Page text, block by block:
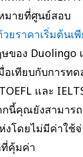
มายที่ศูนย์สอบ
วยราคาเริ่มต้นเ
ของ Duolingo
อเทียบกับการท
และ
นี้คุณยังสามาร
งโดยไม่มีค่าใช้จ่
ที่คุ้มค่า